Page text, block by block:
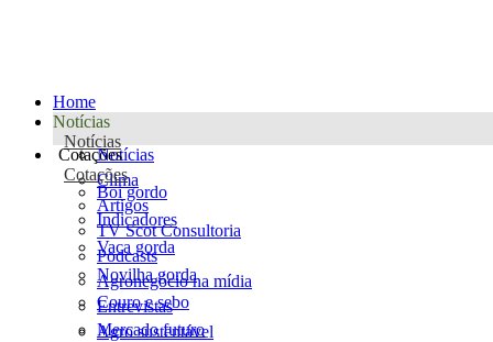
Home
Notícias
Notícias
Notícias
Clima
Artigos
TV Scot Consultoria
Podcasts
Agronegócio na mídia
Entrevistas
Agro sustentável
Cotações
Cotações
Boi gordo
Indicadores
Vaca gorda
Novilha gorda
Couro e sebo
Mercado futuro